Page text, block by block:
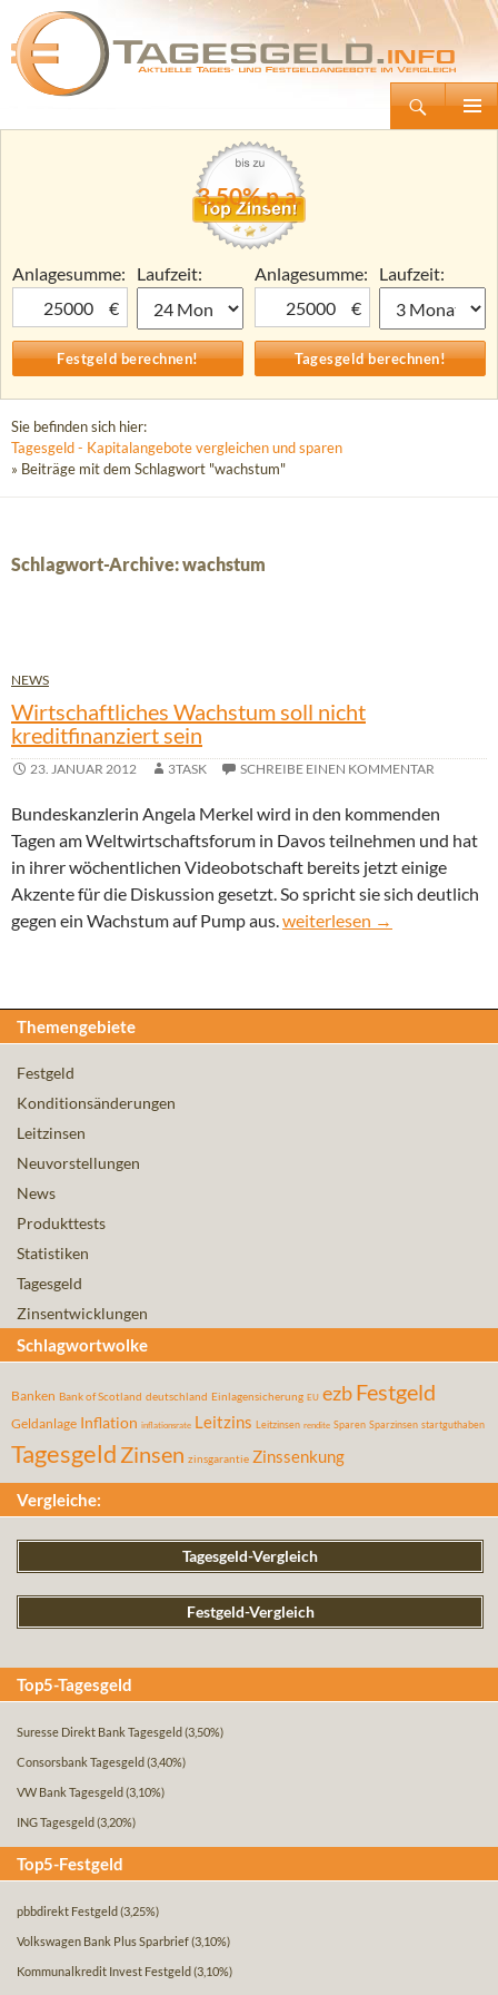
Tagesgeld.info – Tagesgeldkonten vergleichen und Tagesgeld-Zinsen berechnen
Zum
3,50% p.a.
Anlagesumme:
€
Laufzeit:
Anlagesumme:
€
Laufzeit:
Sie befinden sich hier:
Tagesgeld - Kapitalangebote vergleichen und sparen
» Beiträge mit dem Schlagwort "wachstum"
Schlagwort-Archive: wachstum
NEWS
Wirtschaftliches Wachstum soll nicht
kreditfinanziert sein
23. JANUAR 2012 3TASK SCHREIBE EINEN KOMMENTAR
Bundeskanzlerin Angela Merkel wird in den kommenden
Tagen am Weltwirtschaftsforum in Davos teilnehmen und hat
in ihrer wöchentlichen Videobotschaft bereits jetzt einige
Akzente für die Diskussion gesetzt. So spricht sie sich deutlich
gegen ein Wachstum auf Pump aus.Wirtschaftliches
weiterlesen →
Themengebiete
Festgeld
Konditionsänderungen
Leitzinsen
Neuvorstellungen
News
Produkttests
Statistiken
Tagesgeld
Zinsentwicklungen
Schlagwortwolke
Banken Bank of Scotland deutschland Einlagensicherung EU ezbFestgeld
Geldanlage Inflation inflationsrate Leitzins Leitzinsen rendite Sparen Sparzinsen startguthaben
Tagesgeld Zinsen zinsgarantie Zinssenkung
Vergleiche:
Tagesgeld-Vergleich
Festgeld-Vergleich
Top5-Tagesgeld
Suresse Direkt Bank Tagesgeld (3,50%)
Consorsbank Tagesgeld (3,40%)
VW Bank Tagesgeld (3,10%)
ING Tagesgeld (3,20%)
Top5-Festgeld
pbbdirekt Festgeld (3,25%)
Volkswagen Bank Plus Sparbrief(3,10%)
Kommunalkredit Invest Festgeld (3,10%)